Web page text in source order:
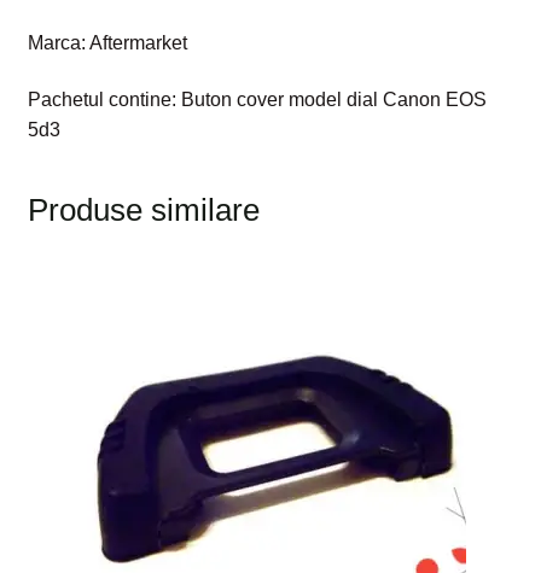
Marca: Aftermarket
Pachetul contine: Buton cover model dial Canon EOS
5d3
Produse similare